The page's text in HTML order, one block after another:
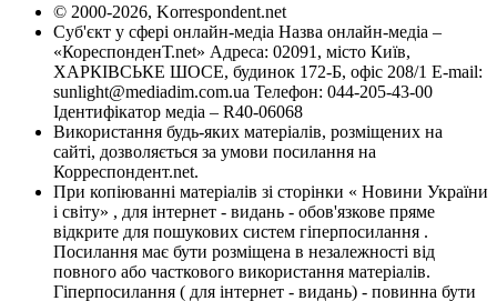
© 2000-2026, Korrespondent.net
Суб'єкт у сфері онлайн-медіа Назва онлайн-медіа –
«КореспонденТ.net» Адреса: 02091, місто Київ,
ХАРКІВСЬКЕ ШОСЕ, будинок 172-Б, офіс 208/1 E-mail:
sunlight@mediadim.com.ua Телефон: 044-205-43-00
Ідентифікатор медіа – R40-06068
Використання будь-яких матеріалів, розміщених на
сайті, дозволяється за умови посилання на
Корреспондент.net.
При копіюванні матеріалів зі сторінки « Новини України
і світу» , для інтернет - видань - обов'язкове пряме
відкрите для пошукових систем гіперпосилання .
Посилання має бути розміщена в незалежності від
повного або часткового використання матеріалів.
Гіперпосилання ( для інтернет - видань) - повинна бути